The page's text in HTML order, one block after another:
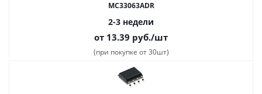
MC33063ADR
2-3 недели
от 13.39 руб./шт
(при покупке от 30шт)